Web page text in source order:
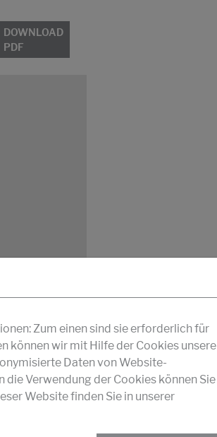
DOWNLOAD
PDF
PDF
Zum einen sind sie erforderlich für
können wir mit Hilfe der Cookies unsere
Daten von Website-
Verwendung der Cookies können Sie
Website finden Sie in unserer